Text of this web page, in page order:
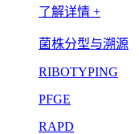
了解详情 +
菌株分型与溯源
RIBOTYPING
PFGE
RAPD